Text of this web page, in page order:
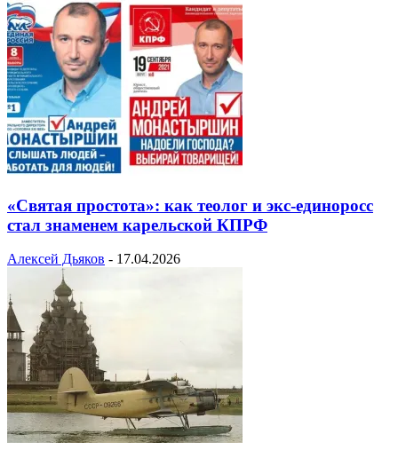
«Святая простота»: как теолог и экс-единоросс
стал знаменем карельской КПРФ
Алексей Дьяков - 17.04.2026